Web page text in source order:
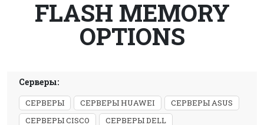
FLASH MEMORY
OPTIONS
Серверы:
СЕРВЕРЫ СЕРВЕРЫ HUAWEI
СЕРВЕРЫ ASUS
СЕРВЕРЫ CISCO
СЕРВЕРЫ DELL